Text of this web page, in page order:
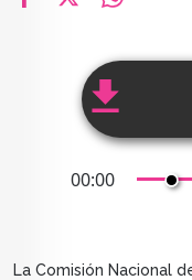
00:00
La Comisión Nacional